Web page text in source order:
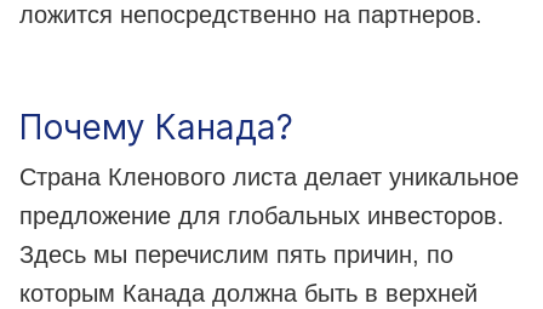
ложится непосредственно на партнеров.
Почему Канада?
Страна Кленового листа делает уникальное
предложение для глобальных инвесторов.
Здесь мы перечислим пять причин, по
которым Канада должна быть в верхней